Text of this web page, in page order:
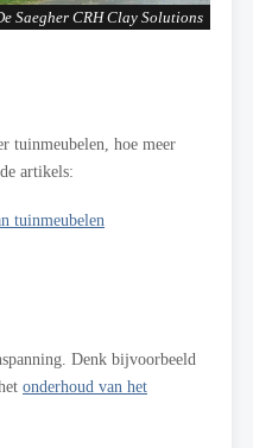
Saegher CRH Clay Solutions
tuinmeubelen, hoe meer
artikels:
tuinmeubelen
Denk bijvoorbeeld
het onderhoud van het